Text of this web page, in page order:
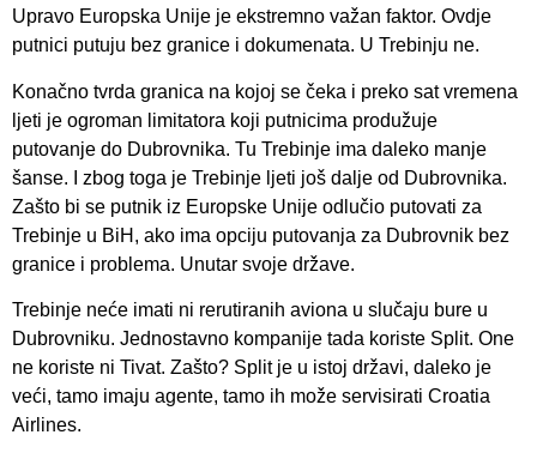
Upravo Europska Unije je ekstremno važan faktor. Ovdje
putnici putuju bez granice i dokumenata. U Trebinju ne.
Konačno tvrda granica na kojoj se čeka i preko sat vremena
ljeti je ogroman limitatora koji putnicima produžuje
putovanje do Dubrovnika. Tu Trebinje ima daleko manje
šanse. I zbog toga je Trebinje ljeti još dalje od Dubrovnika.
Zašto bi se putnik iz Europske Unije odlučio putovati za
Trebinje u BiH, ako ima opciju putovanja za Dubrovnik bez
granice i problema. Unutar svoje države.
Trebinje neće imati ni rerutiranih aviona u slučaju bure u
Dubrovniku. Jednostavno kompanije tada koriste Split. One
ne koriste ni Tivat. Zašto? Split je u istoj državi, daleko je
veći, tamo imaju agente, tamo ih može servisirati Croatia
Airlines.